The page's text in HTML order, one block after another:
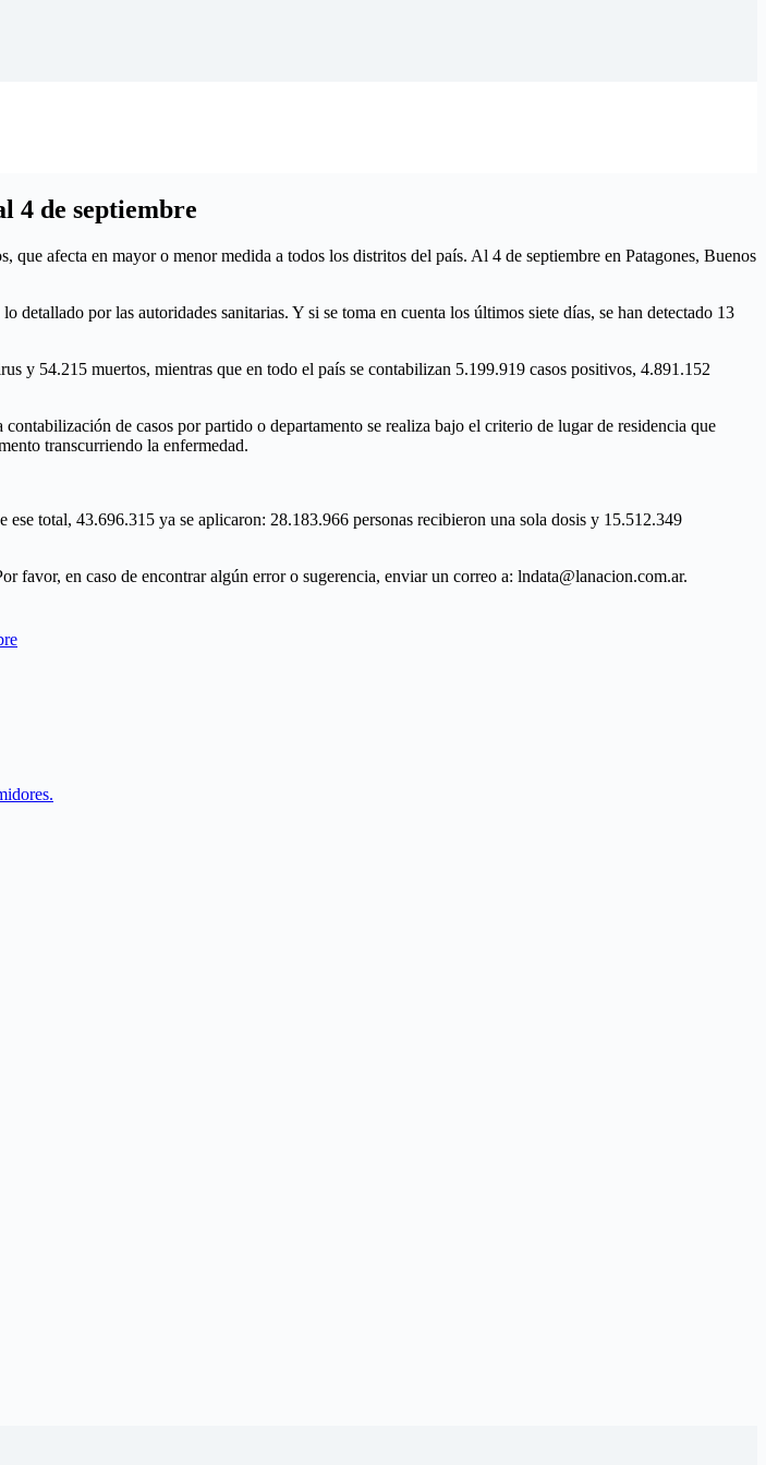
4 de septiembre
afecta en mayor o menor medida a todos los distritos del país. Al 4 de septiembre en Patagones, Buenos
por las autoridades sanitarias. Y si se toma en cuenta los últimos siete días, se han detectado 13
y 54.215 muertos, mientras que en todo el país se contabilizan 5.199.919 casos positivos, 4.891.152
de casos por partido o departamento se realiza bajo el criterio de lugar de residencia que
transcurriendo la enfermedad.
total, 43.696.315 ya se aplicaron: 28.183.966 personas recibieron una sola dosis y 15.512.349
favor, en caso de encontrar algún error o sugerencia, enviar un correo a: lndata@lanacion.com.ar.